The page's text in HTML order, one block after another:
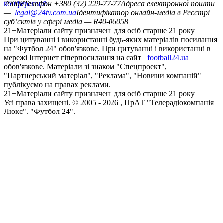
конференцій
79008Телефон +380 (32) 229-77-77Адреса електронної пошти
— legal@24tv.com.uaІдентифікатор онлайн-медіа в Реєстрі
суб’єктів у сфері медіа — R40-06058
21+Матеріали сайту призначені для осіб старше 21 року
При цитуванні і використанні будь-яких матеріалів посилання
на "Футбол 24" обов'язкове. При цитуванні і використанні в
мережі Інтернет гіперпосилання на сайт
football24.ua
обов'язкове. Матеріали зі знаком "Спецпроект",
"Партнерський матеріал", "Реклама", "Новини компаній"
публікуємо на правах реклами.
21+Матеріали сайту призначені для осіб старше 21 року
Усi права захищенi. © 2005 - 2026 , ПрАТ "Телерадіокомпанія
Люкс". "Футбол 24".